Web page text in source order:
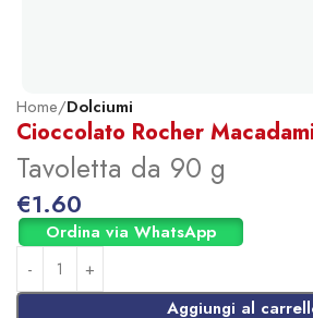
Home Dolciumi
Cioccolato Rocher
Tavoletta da 90 g
€1.60
Aggiungi al
Ordina via WhatsApp